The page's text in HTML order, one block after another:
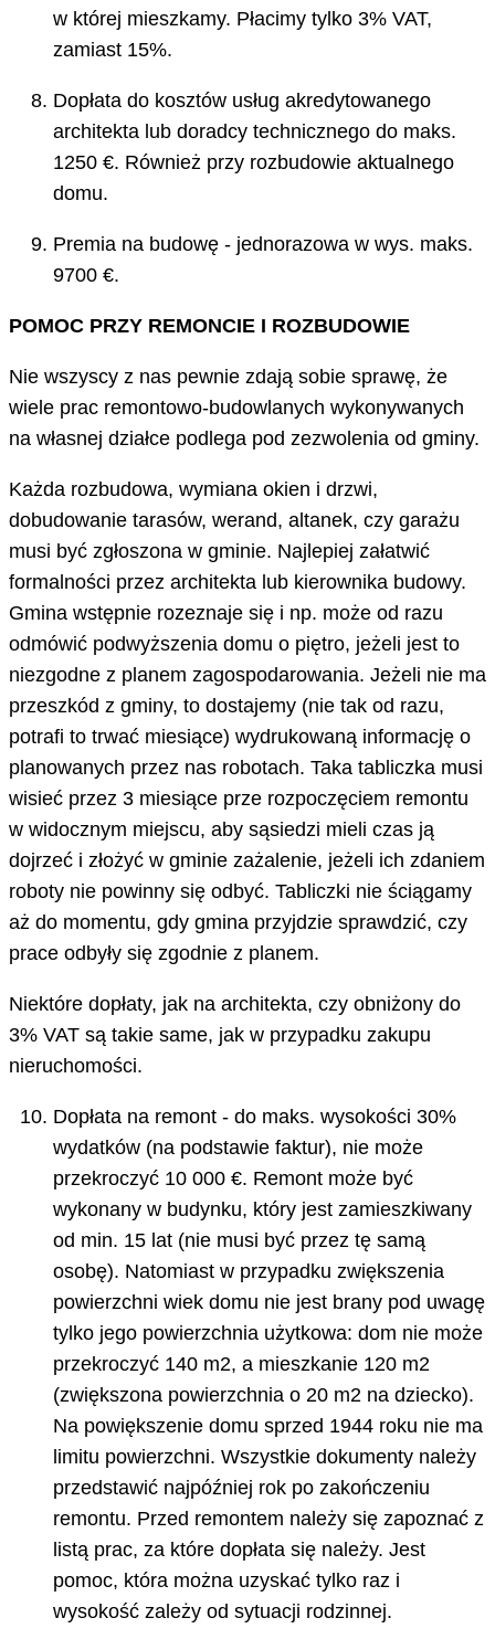
w której mieszkamy. Płacimy tylko 3% VAT,
zamiast 15%.
Dopłata do kosztów usług akredytowanego
architekta lub doradcy technicznego do maks.
1250 €. Również przy rozbudowie aktualnego
domu.
Premia na budowę - jednorazowa w wys. maks.
9700 €.
POMOC PRZY REMONCIE I ROZBUDOWIE
Nie wszyscy z nas pewnie zdają sobie sprawę, że
wiele prac remontowo-budowlanych wykonywanych
na własnej działce podlega pod zezwolenia od gminy.
Każda rozbudowa, wymiana okien i drzwi,
dobudowanie tarasów, werand, altanek, czy garażu
musi być zgłoszona w gminie. Najlepiej załatwić
formalności przez architekta lub kierownika budowy.
Gmina wstępnie rozeznaje się i np. może od razu
odmówić podwyższenia domu o piętro, jeżeli jest to
niezgodne z planem zagospodarowania. Jeżeli nie ma
przeszkód z gminy, to dostajemy (nie tak od razu,
potrafi to trwać miesiące) wydrukowaną informację o
planowanych przez nas robotach. Taka tabliczka musi
wisieć przez 3 miesiące prze rozpoczęciem remontu
w widocznym miejscu, aby sąsiedzi mieli czas ją
dojrzeć i złożyć w gminie zażalenie, jeżeli ich zdaniem
roboty nie powinny się odbyć. Tabliczki nie ściągamy
aż do momentu, gdy gmina przyjdzie sprawdzić, czy
prace odbyły się zgodnie z planem.
Niektóre dopłaty, jak na architekta, czy obniżony do
3% VAT są takie same, jak w przypadku zakupu
nieruchomości.
Dopłata na remont - do maks. wysokości 30%
wydatków (na podstawie faktur), nie może
przekroczyć 10 000 €. Remont może być
wykonany w budynku, który jest zamieszkiwany
od min. 15 lat (nie musi być przez tę samą
osobę). Natomiast w przypadku zwiększenia
powierzchni wiek domu nie jest brany pod uwagę
tylko jego powierzchnia użytkowa: dom nie może
przekroczyć 140 m2, a mieszkanie 120 m2
(zwiększona powierzchnia o 20 m2 na dziecko).
Na powiększenie domu sprzed 1944 roku nie ma
limitu powierzchni. Wszystkie dokumenty należy
przedstawić najpóźniej rok po zakończeniu
remontu. Przed remontem należy się zapoznać z
listą prac, za które dopłata się należy. Jest
pomoc, która można uzyskać tylko raz i
wysokość zależy od sytuacji rodzinnej.